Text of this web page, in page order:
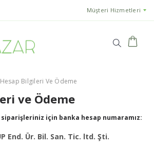
Müşteri Hizmetleri
Hesap Bilgileri Ve Ödeme
ve Ödeme
siparişleriniz için banka hesap numaramız:
End. Ür. Bil. San. Tic. ltd. Şti.